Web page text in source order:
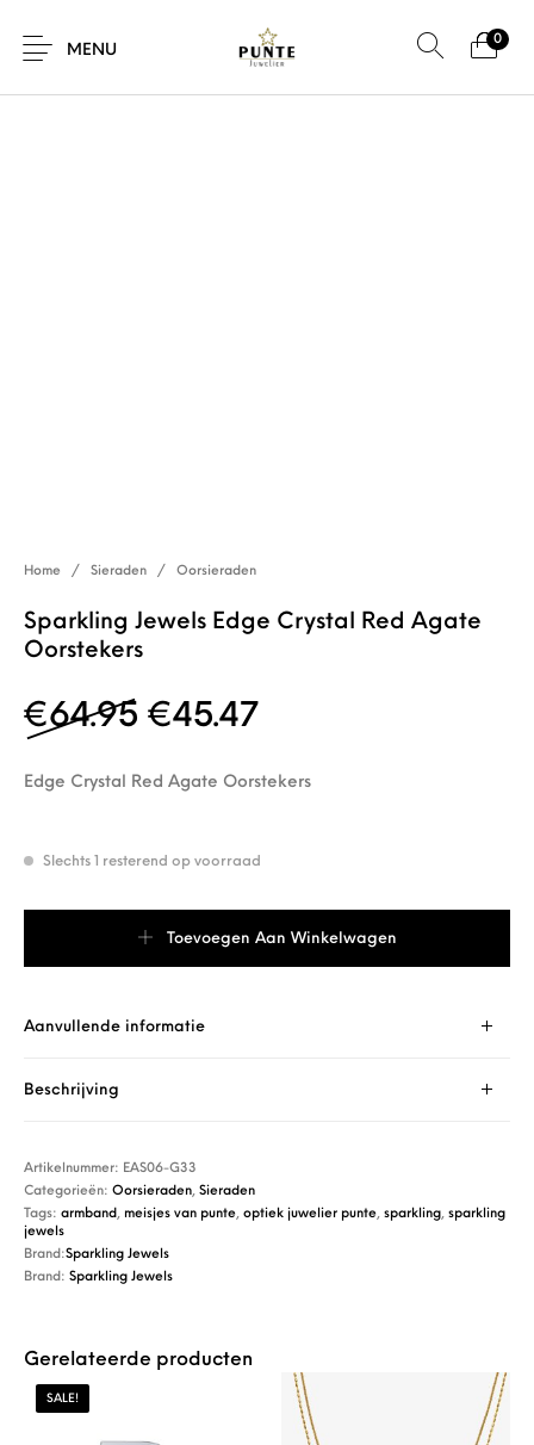
MENU
0
SALE!
Home / Sieraden / Oorsieraden
Sparkling Jewels Edge Crystal Red Agate
Oorstekers
€64.95 Oorspronkelijke prijs
€45.47Huidige prijs is:
Edge Crystal Red Agate Oorstekers
Slechts 1 resterend op voorraad
Toevoegen Aan Winkelwagen
Aanvullende informatie
Beschrijving
Artikelnummer: EAS06-G33
Categorieën:Oorsieraden,Sieraden
Tags:armband, meisjes van punte,optiek juwelier punte,sparkling,sparkling
jewels
Brand:Sparkling Jewels
Brand:Sparkling Jewels
Gerelateerde producten
SALE!